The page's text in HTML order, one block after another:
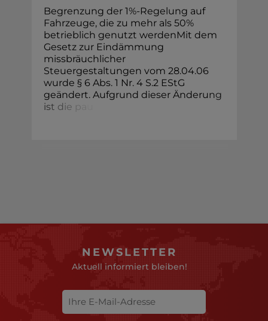
Begrenzung der 1%-Regelung auf
Fahrzeuge, die zu mehr als 50%
betrieblich genutzt werdenMit dem
Gesetz zur Eindämmung
missbräuchlicher
Steuergestaltungen vom 28.04.06
wurde § 6 Abs. 1 Nr. 4 S.2 EStG
geändert. Aufgrund dieser Änderung
ist d ie p
NEWSLETTER
Aktuell informiert bleiben!